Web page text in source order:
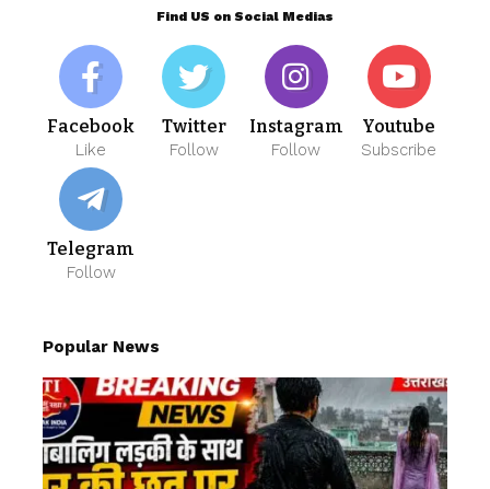
Find US on Social Medias
Facebook
Like
Twitter
Follow
Instagram
Follow
Youtube
Subscribe
Telegram
Follow
Popular News